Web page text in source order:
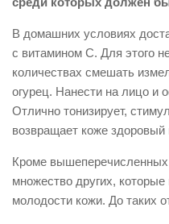
В домашних условиях
с витамином С. Для этого
количествах смешать
огурец. Нанести на лицо и
Отлично тонизирует,
возвращает коже здоровый
Кроме
множество других,
молодости кожи. До таких